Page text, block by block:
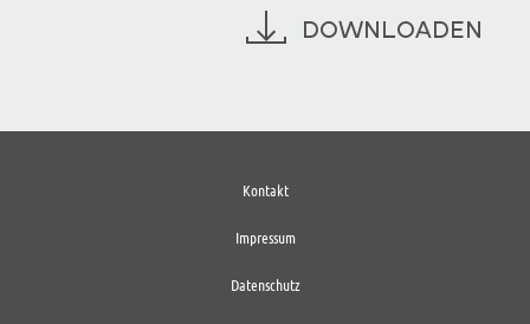
DOWNLOADEN
Kontakt
Impressum
Datenschutz